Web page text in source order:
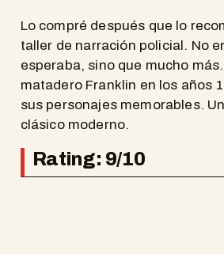
Lo compré después que lo
taller de narración policial. No
esperaba, sino que mucho
matadero Franklin en los años
sus personajes memorables.
clásico moderno.
Rating: 9/10